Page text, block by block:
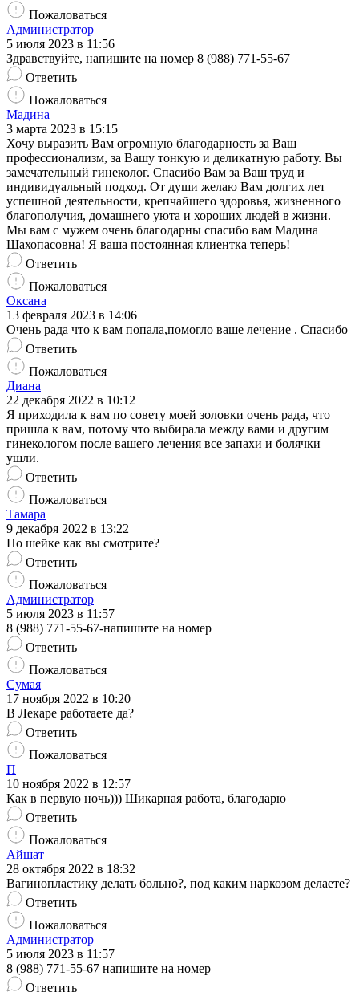
Пожаловаться
Администратор
5 июля 2023 в 11:56
Здравствуйте, напишите на номер 8 (988) 771-55-67
Ответить
Пожаловаться
Мадина
3 марта 2023 в 15:15
Хочу выразить Вам огромную благодарность за Ваш
профессионализм, за Вашу тонкую и деликатную работу. Вы
замечательный гинеколог. Спасибо Вам за Ваш труд и
индивидуальный подход. От души желаю Вам долгих лет
успешной деятельности, крепчайшего здоровья, жизненного
благополучия, домашнего уюта и хороших людей в жизни.
Мы вам с мужем очень благодарны спасибо вам Мадина
Шахопасовна! Я ваша постоянная клиентка теперь!
Ответить
Пожаловаться
Оксана
13 февраля 2023 в 14:06
Очень рада что к вам попала,помогло ваше лечение . Спасибо
Ответить
Пожаловаться
Диана
22 декабря 2022 в 10:12
Я приходила к вам по совету моей золовки очень рада, что
пришла к вам, потому что выбирала между вами и другим
гинекологом после вашего лечения все запахи и болячки
ушли.
Ответить
Пожаловаться
Тамара
9 декабря 2022 в 13:22
По шейке как вы смотрите?
Ответить
Пожаловаться
Администратор
5 июля 2023 в 11:57
8 (988) 771-55-67-напишите на номер
Ответить
Пожаловаться
Сумая
17 ноября 2022 в 10:20
В Лекаре работаете да?
Ответить
Пожаловаться
П
10 ноября 2022 в 12:57
Как в первую ночь))) Шикарная работа, благодарю
Ответить
Пожаловаться
Айшат
28 октября 2022 в 18:32
Вагинопластику делать больно?, под каким наркозом делаете?
Ответить
Пожаловаться
Администратор
5 июля 2023 в 11:57
8 (988) 771-55-67 напишите на номер
Ответить